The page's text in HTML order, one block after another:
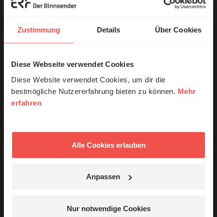
Zustimmung Details Über Cookies
Diese Webseite verwendet Cookies
Diese Website verwendet Cookies, um dir die
bestmögliche Nutzererfahrung bieten zu können. Mehr
erfahren
Alle Cookies erlauben
Anpassen
Nur notwendige Cookies
Dossier zum Thema: „Solidarität“
entdecken
© Ruth Schneider / ERF